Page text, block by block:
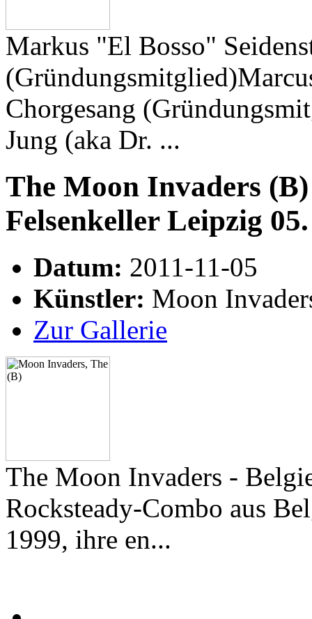
Markus "El Bosso"
Chorgesang
Jung (aka Dr. ...
The Moon Invaders
Felsenkeller Leipzig
Datum: 2011-11-05
Künstler: Moon
Zur Gallerie
The Moon Invaders -
Rocksteady-Combo aus
1999, ihre en...